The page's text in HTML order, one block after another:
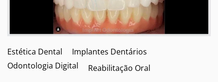
Estética Dental
Implantes Dentários
Odontologia Digital
Reabilitação Oral